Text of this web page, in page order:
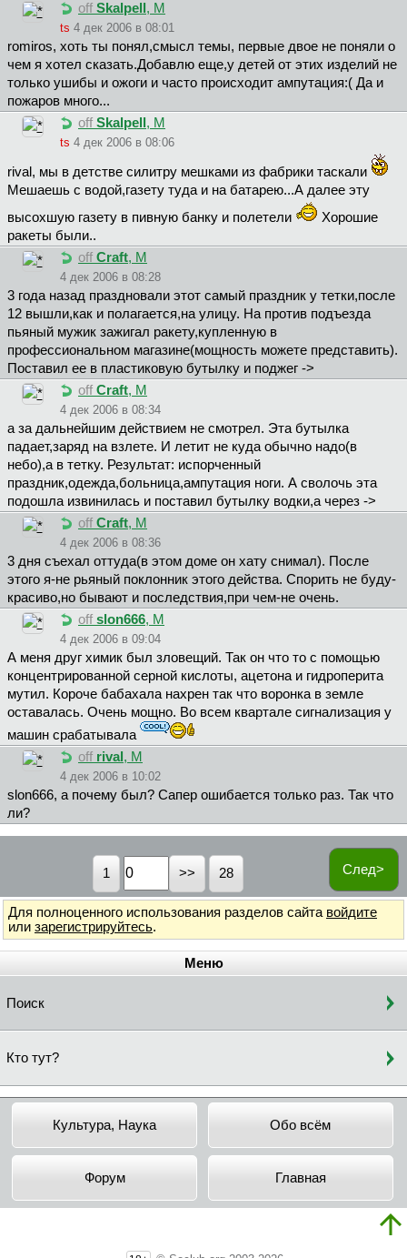
off Skalpell , М
ts 4 дек 2006 в 08:01
romiros, хоть ты понял,смысл темы, первые двое не поняли о
чем я хотел сказать.Добавлю еще,у детей от этих изделий не
только ушибы и ожоги и часто происходит ампутация:( Да и
пожаров много...
off Skalpell , М
ts 4 дек 2006 в 08:06
rival, мы в детстве силитру мешками из фабрики таскали
Мешаешь с водой,газету туда и на батарею...А далее эту
высохшую газету в пивную банку и полетели
Хорошие
ракеты были..
off Craft, М
4 дек 2006 в 08:28
3 года назад праздновали этот самый праздник у тетки,после
12 вышли,как и полагается,на улицу. На против подъезда
пьяный мужик зажигал ракету,купленную в
профессиональном магазине(мощность можете представить).
Поставил ее в пластиковую бутылку и поджег ->
off Craft, М
4 дек 2006 в 08:34
а за дальнейшим действием не смотрел. Эта бутылка
падает,заряд на взлете. И летит не куда обычно надо(в
небо),а в тетку. Результат: испорченный
праздник,одежда,больница,ампутация ноги. А сволочь эта
подошла извинилась и поставил бутылку водки,а через ->
off Craft, М
4 дек 2006 в 08:36
3 дня съехал оттуда(в этом доме он хату снимал). После
этого я-не рьяный поклонник этого действа. Спорить не буду-
красиво,но бывают и последствия,при чем-не очень.
off slon666, М
4 дек 2006 в 09:04
А меня друг химик был зловещий. Так он что то с помощью
концентрированной серной кислоты, ацетона и гидроперита
мутил. Короче бабахала нахрен так что воронка в земле
оставалась. Очень мощно. Во всем квартале сигнализация у
машин срабатывала
off rival , М
4 дек 2006 в 10:02
slon666, а почему был? Сапер ошибается только раз. Так что
ли?
След>
1 28
Для полноценного использования разделов сайта войдите
или зарегистрируйтесь.
Меню
Поиск
Кто тут?
Культура, Наука Обо всём
Форум Главная